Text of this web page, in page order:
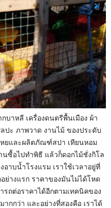
าหลี เครื่องดนตรีพื้นเมือง ผ้า
ปะ ภาพวาด งานไม้ ของประดับ
หยและผลิตภัณฑ์สปา เทียนหอม
นซื้อไปทำพิธี แล้วก็ดอกไม้ชั่งกิโล
อาบน้ำโรงแรม เราใช้เวลาอยู่ที่
ย่างแรก ราคาของมันไม่ได้โหด
รถต่อราคาได้อีกตามเทคนิคของ
กกว่า และอย่างที่สองคือ เราได้